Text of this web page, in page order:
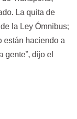
La quita de
la Ley Ómnibus;
están haciendo a
gente”, dijo el